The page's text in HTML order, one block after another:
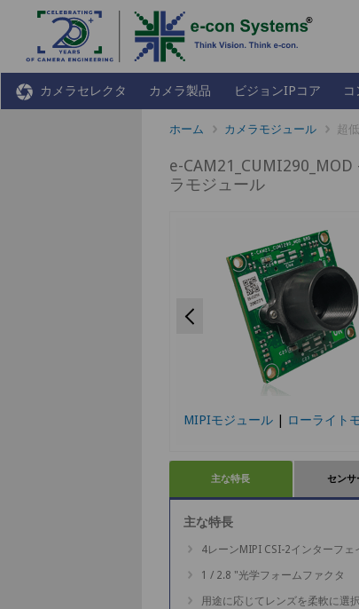
カメラセレクタ カメラ製品 ビジョンIPコア
ホーム カメラモジュール 超
e-
ラモジュール
Previous
MIPIモジュール ローライト
主な特長 センサ
主な特長
4レーンMIPI CSI-2インターフ
1 / 2.8 "光学フォームファクタ
用途に応じてレンズを柔軟に選